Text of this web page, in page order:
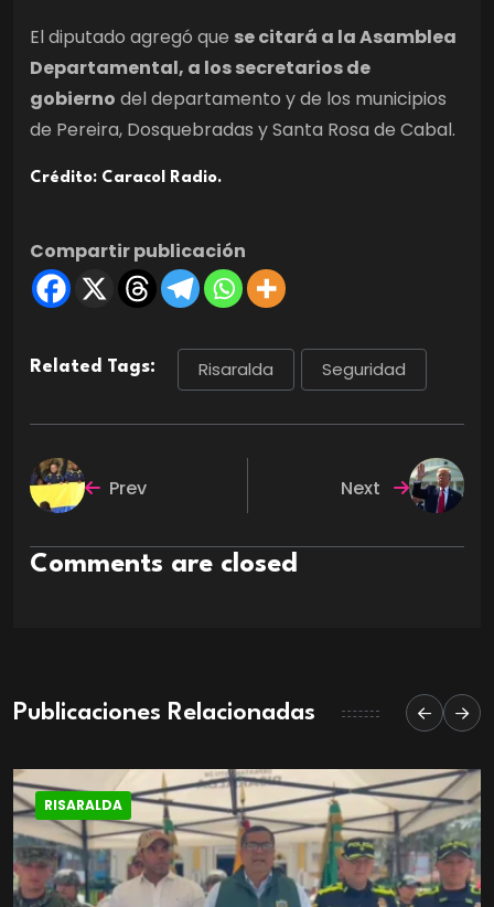
El diputado agregó que se citará a la Asamblea
Departamental, a los secretarios de
gobierno del departamento y de los municipios
de Pereira, Dosquebradas y Santa Rosa de Cabal.
Crédito: Caracol Radio.
Compartir publicación
Related Tags: Risaralda Seguridad
Prev Next
Comments are closed
Publicaciones Relacionadas
RISARALDA